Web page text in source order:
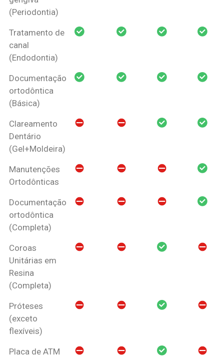
(Periodontia)
Tratamento de
canal
(Endodontia)
Documentação
ortodôntica
(Básica)
Clareamento
Dentário
(Gel+Moldeira)
Manutenções
Ortodônticas
Documentação
ortodôntica
(Completa)
Coroas
Unitárias em
Resina
(Completa)
Próteses
(exceto
flexíveis)
Placa de ATM